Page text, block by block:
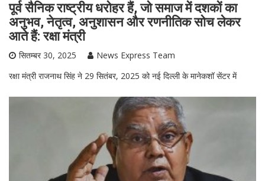
पूर्व सैनिक राष्ट्रीय धरोहर हैं, जो समाज में दशकों का
अनुभव, नेतृत्व, अनुशासन और रणनीतिक सोच लेकर
आते हैं: रक्षा मंत्री
सितम्बर 30, 2025
News Express Team
रक्षा मंत्री राजनाथ सिंह ने 29 सितंबर, 2025 को नई दिल्ली के मानेकशॉ सेंटर में